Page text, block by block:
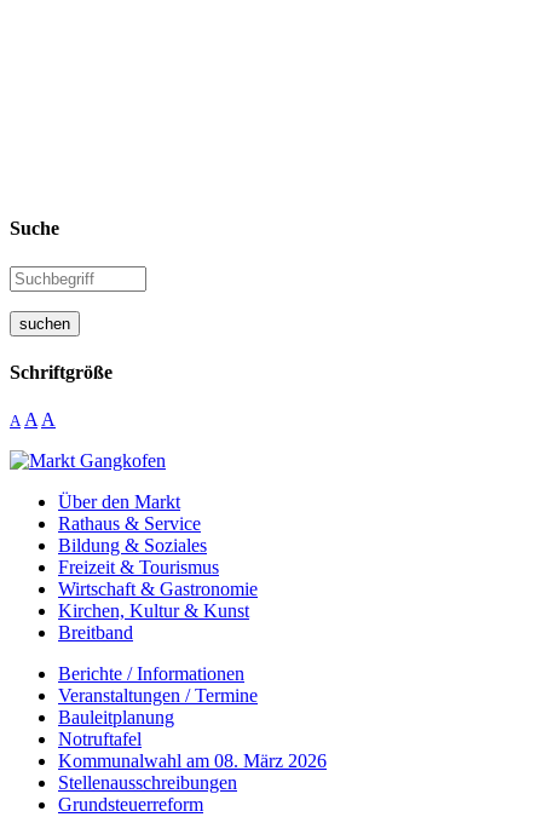
Suche
suchen
Schriftgröße
A A A
Über den Markt
Rathaus & Service
Bildung & Soziales
Freizeit & Tourismus
Wirtschaft & Gastronomie
Kirchen, Kultur & Kunst
Breitband
Berichte / Informationen
Veranstaltungen / Termine
Bauleitplanung
Notruftafel
Kommunalwahl am 08. März 2026
Stellenausschreibungen
Grundsteuerreform